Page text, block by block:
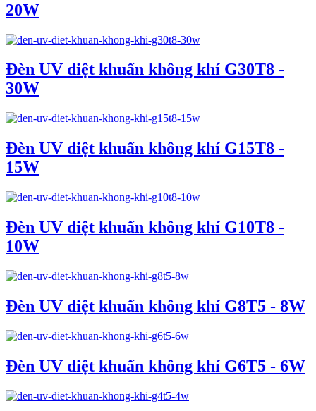
20W
Đèn UV diệt khuẩn không khí G30T8 -
30W
Đèn UV diệt khuẩn không khí G15T8 -
15W
Đèn UV diệt khuẩn không khí G10T8 -
10W
Đèn UV diệt khuẩn không khí G8T5 - 8W
Đèn UV diệt khuẩn không khí G6T5 - 6W